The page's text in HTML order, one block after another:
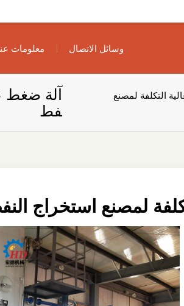
معلومات وسائل الاتصال
آلة ضغط
فط
التكلفة لمصنع
لمصنع استخراج